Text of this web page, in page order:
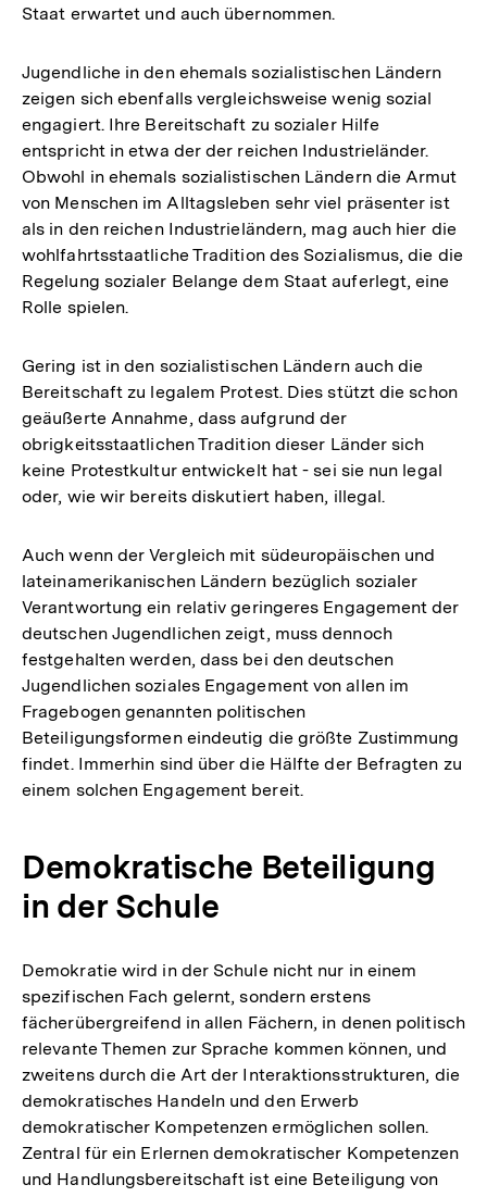
Staat erwartet und auch übernommen.
Jugendliche in den ehemals sozialistischen Ländern
zeigen sich ebenfalls vergleichsweise wenig sozial
engagiert. Ihre Bereitschaft zu sozialer Hilfe
entspricht in etwa der der reichen Industrieländer.
Obwohl in ehemals sozialistischen Ländern die Armut
von Menschen im Alltagsleben sehr viel präsenter ist
als in den reichen Industrieländern, mag auch hier die
wohlfahrtsstaatliche Tradition des Sozialismus, die die
Regelung sozialer Belange dem Staat auferlegt, eine
Rolle spielen.
Gering ist in den sozialistischen Ländern auch die
Bereitschaft zu legalem Protest. Dies stützt die schon
geäußerte Annahme, dass aufgrund der
obrigkeitsstaatlichen Tradition dieser Länder sich
keine Protestkultur entwickelt hat - sei sie nun legal
oder, wie wir bereits diskutiert haben, illegal.
Auch wenn der Vergleich mit südeuropäischen und
lateinamerikanischen Ländern bezüglich sozialer
Verantwortung ein relativ geringeres Engagement der
deutschen Jugendlichen zeigt, muss dennoch
festgehalten werden, dass bei den deutschen
Jugendlichen soziales Engagement von allen im
Fragebogen genannten politischen
Beteiligungsformen eindeutig die größte Zustimmung
findet. Immerhin sind über die Hälfte der Befragten zu
einem solchen Engagement bereit.
Demokratische Beteiligung
in der Schule
Demokratie wird in der Schule nicht nur in einem
spezifischen Fach gelernt, sondern erstens
fächerübergreifend in allen Fächern, in denen politisch
relevante Themen zur Sprache kommen können, und
zweitens durch die Art der Interaktionsstrukturen, die
demokratisches Handeln und den Erwerb
demokratischer Kompetenzen ermöglichen sollen.
Zentral für ein Erlernen demokratischer Kompetenzen
und Handlungsbereitschaft ist eine Beteiligung vonZum